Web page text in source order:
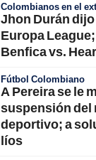
Colombianos en el
Jhon Durán
Europa
Benfica vs.
Fútbol Colombiano
A Pereira se le
suspensión
deportivo; a
líos